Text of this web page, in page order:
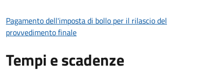
Pagamento dell'imposta di bollo per il rilascio del
provvedimento finale
Tempi e scadenze